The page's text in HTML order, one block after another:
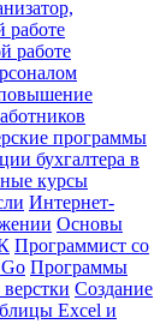
работе
работе
программы
бухгалтера в
курсы
Интернет-
Основы
Программист со
Программы
Создание
Excel и